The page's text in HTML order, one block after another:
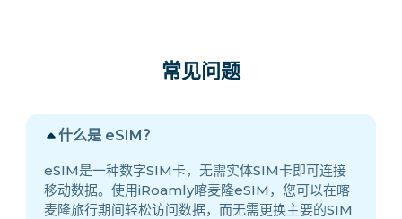
常见问题
什么是 eSIM？
eSIM是一种数字SIM卡，无需实体SIM卡即可连接
移动数据。使用iRoamly喀麦隆eSIM，您可以在喀
麦隆旅行期间轻松访问数据，而无需更换主要的SIM